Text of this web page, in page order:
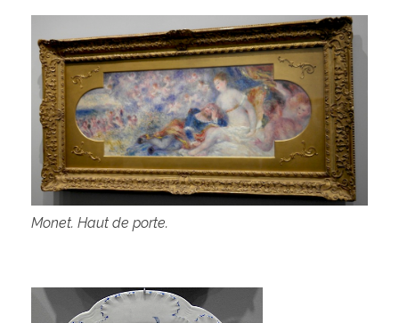
Monet. Haut de porte.